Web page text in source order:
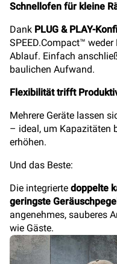
Schnellofen für kleine
Dank PLUG & PLAY-
SPEED.Compact™
Ablauf. Einfach
baulichen Aufwand.
Flexibilität trifft
Mehrere Geräte lassen
– ideal, um Kapazitäten
erhöhen.
Und das Beste:
Die integrierte doppelte
geringste
angenehmes, sauberes
wie Gäste.